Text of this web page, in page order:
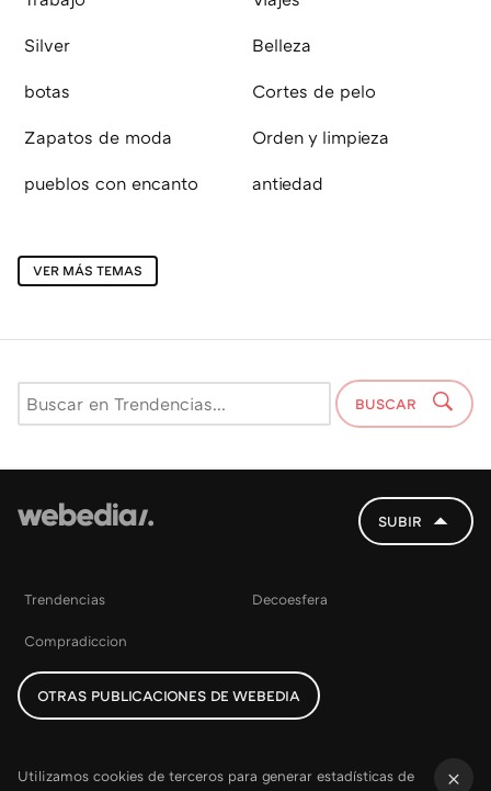
Silver Belleza
botas Cortes de pelo
Zapatos de moda Orden y limpieza
pueblos con encanto antiedad
VER MÁS TEMAS
BUSCAR
SUBIR
Trendencias Decoesfera
Compradiccion
OTRAS PUBLICACIONES DE WEBEDIA
Utilizamos cookies de terceros para generar estadísticas de